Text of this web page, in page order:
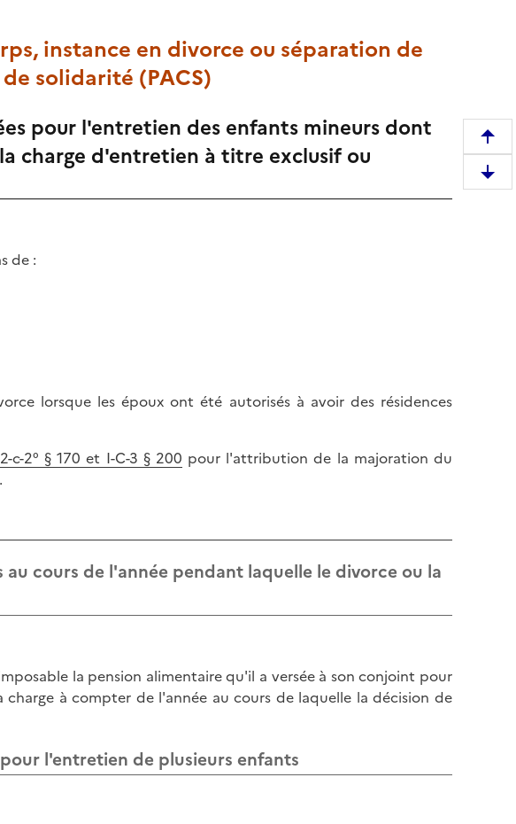
instance en divorce ou séparation de
solidarité (PACS)
pour l'entretien des enfants mineurs dont
charge d'entretien à titre exclusif ou
de :
lorsque les époux ont été autorisés à avoir des résidences
2-c-2° § 170 et I-C-3 § 200 pour l'attribution de la majoration du
au cours de l'année pendant laquelle le divorce ou la
la pension alimentaire qu'il a versée à son conjoint pour
à compter de l'année au cours de laquelle la décision de
l'entretien de plusieurs enfants
e
m
D